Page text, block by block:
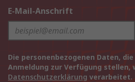
E-Mail-Anschrift
Die personenbezogenen Daten, die
Anmeldung zur Verfügung stellen,
Datenschutzerklärung verarbeitet.